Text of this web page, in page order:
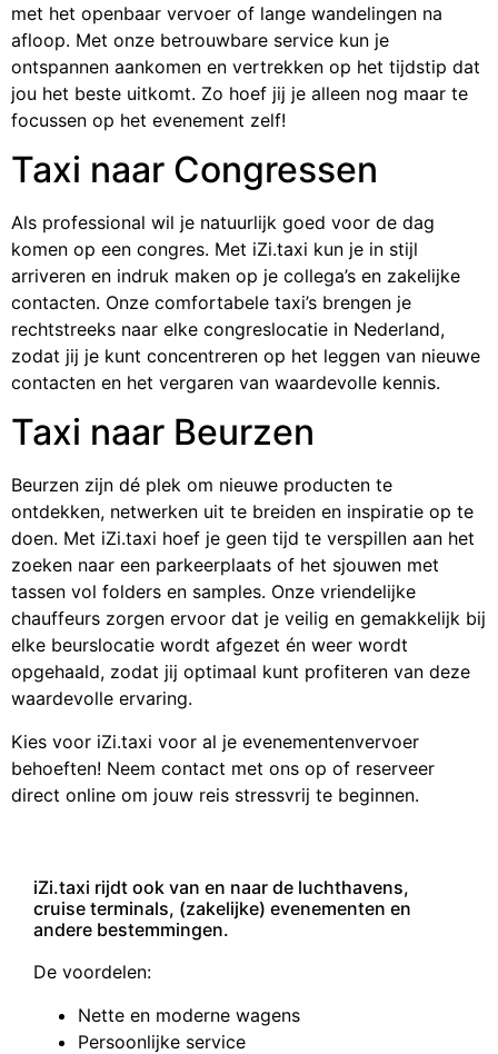
met het openbaar vervoer of lange wandelingen na
afloop. Met onze betrouwbare service kun je
ontspannen aankomen en vertrekken op het tijdstip dat
jou het beste uitkomt. Zo hoef jij je alleen nog maar te
focussen op het evenement zelf!
Taxi naar Congressen
Als professional wil je natuurlijk goed voor de dag
komen op een congres. Met iZi.taxi kun je in stijl
arriveren en indruk maken op je collega’s en zakelijke
contacten. Onze comfortabele taxi’s brengen je
rechtstreeks naar elke congreslocatie in Nederland,
zodat jij je kunt concentreren op het leggen van nieuwe
contacten en het vergaren van waardevolle kennis.
Taxi naar Beurzen
Beurzen zijn dé plek om nieuwe producten te
ontdekken, netwerken uit te breiden en inspiratie op te
doen. Met iZi.taxi hoef je geen tijd te verspillen aan het
zoeken naar een parkeerplaats of het sjouwen met
tassen vol folders en samples. Onze vriendelijke
chauffeurs zorgen ervoor dat je veilig en gemakkelijk bij
elke beurslocatie wordt afgezet én weer wordt
opgehaald, zodat jij optimaal kunt profiteren van deze
waardevolle ervaring.
Kies voor iZi.taxi voor al je evenementenvervoer
behoeften! Neem contact met ons op of reserveer
direct online om jouw reis stressvrij te beginnen.
iZi.taxi rijdt ook van en naar de luchthavens,
cruise terminals, (zakelijke) evenementen en
andere bestemmingen.
De voordelen:
Nette en moderne wagens
Persoonlijke service